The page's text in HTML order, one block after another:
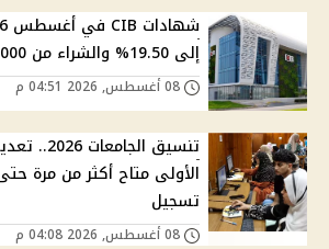
إلى 19.50% والشراء من 1000 جنيه
تنسيق
الأولى متاح أكثر من مرة
تسجيل